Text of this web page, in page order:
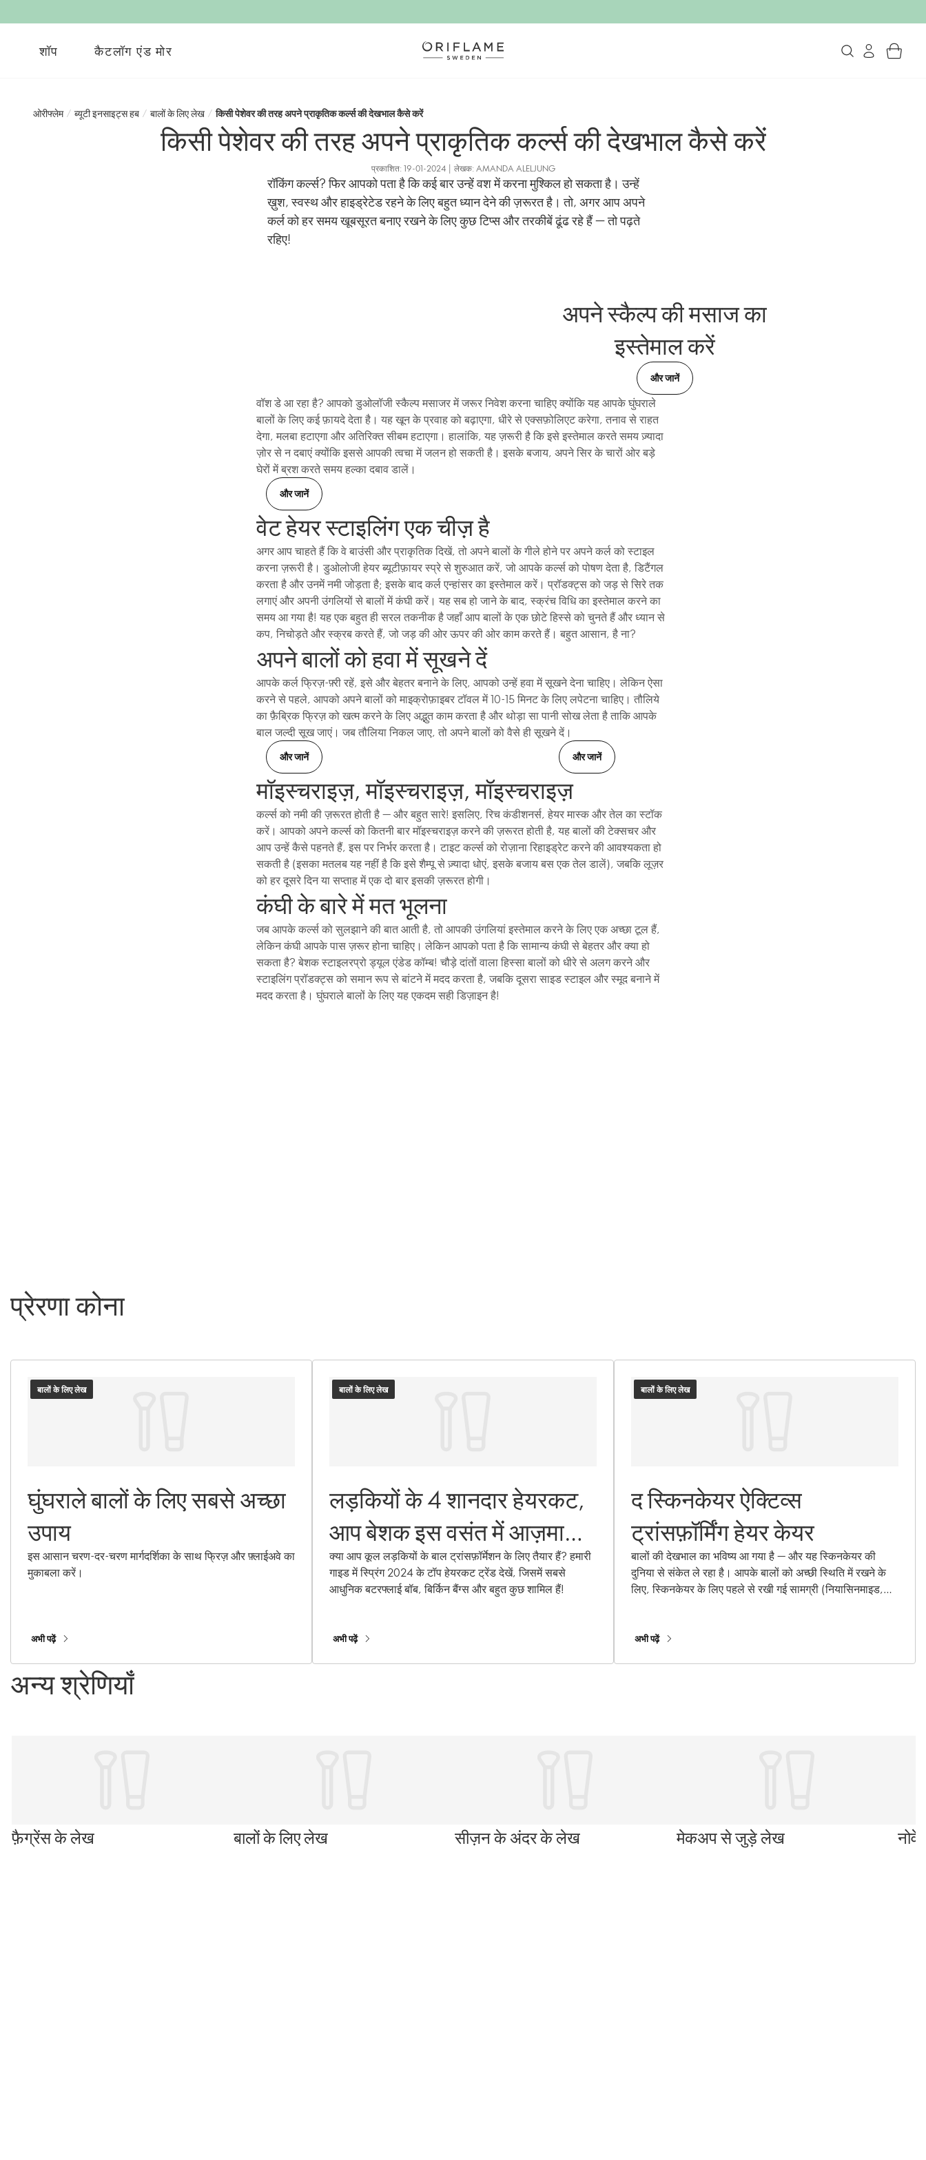
शॉप कैटलॉग एंड मोर
ओरीफ्लेम / ब्यूटी इनसाइट्स हब / बालों के लिए लेख / किसी पेशेवर की तरह अपने प्राकृतिक कर्ल्स की देखभाल कैसे करें
किसी पेशेवर की तरह अपने प्राकृतिक कर्ल्स की देखभाल कैसे करें
प्रकाशित: 19-01-2024 | लेखक: AMANDA ALELJUNG
रॉकिंग कर्ल्स? फिर आपको पता है कि कई बार उन्हें वश में करना मुश्किल हो सकता है। उन्हें
ख़ुश, स्वस्थ और हाइड्रेटेड रहने के लिए बहुत ध्यान देने की ज़रूरत है। तो, अगर आप अपने
कर्ल को हर समय खूबसूरत बनाए रखने के लिए कुछ टिप्स और तरकीबें ढूंढ रहे हैं — तो पढ़ते
रहिए!
अपने स्कैल्प की मसाज का
इस्तेमाल करें
और जानें
वॉश डे आ रहा है? आपको डुओलॉजी स्कैल्प मसाजर में जरूर निवेश करना चाहिए क्योंकि यह आपके घुंघराले
बालों के लिए कई फ़ायदे देता है। यह खून के प्रवाह को बढ़ाएगा, धीरे से एक्सफ़ोलिएट करेगा, तनाव से राहत
देगा, मलबा हटाएगा और अतिरिक्त सीबम हटाएगा। हालांकि, यह ज़रूरी है कि इसे इस्तेमाल करते समय ज़्यादा
ज़ोर से न दबाएं क्योंकि इससे आपकी त्वचा में जलन हो सकती है। इसके बजाय, अपने सिर के चारों ओर बड़े
घेरों में ब्रश करते समय हल्का दबाव डालें।
और जानें
वेट हेयर स्टाइलिंग एक चीज़ है
अगर आप चाहते हैं कि वे बाउंसी और प्राकृतिक दिखें, तो अपने बालों के गीले होने पर अपने कर्ल को स्टाइल
करना ज़रूरी है। डुओलोजी हेयर ब्यूटीफ़ायर स्प्रे से शुरुआत करें, जो आपके कर्ल्स को पोषण देता है, डिटैंगल
करता है और उनमें नमी जोड़ता है; इसके बाद कर्ल एन्हांसर का इस्तेमाल करें। प्रॉडक्ट्स को जड़ से सिरे तक
लगाएं और अपनी उंगलियों से बालों में कंघी करें। यह सब हो जाने के बाद, स्क्रंच विधि का इस्तेमाल करने का
समय आ गया है! यह एक बहुत ही सरल तकनीक है जहाँ आप बालों के एक छोटे हिस्से को चुनते हैं और ध्यान से
कप, निचोड़ते और स्क्रब करते हैं, जो जड़ की ओर ऊपर की ओर काम करते हैं। बहुत आसान, है ना?
अपने बालों को हवा में सूखने दें
आपके कर्ल फ्रिज़-फ़्री रहें, इसे और बेहतर बनाने के लिए, आपको उन्हें हवा में सूखने देना चाहिए। लेकिन ऐसा
करने से पहले, आपको अपने बालों को माइक्रोफ़ाइबर टॉवल में 10-15 मिनट के लिए लपेटना चाहिए। तौलिये
का फ़ैब्रिक फ्रिज़ को खत्म करने के लिए अद्भुत काम करता है और थोड़ा सा पानी सोख लेता है ताकि आपके
बाल जल्दी सूख जाएं। जब तौलिया निकल जाए, तो अपने बालों को वैसे ही सूखने दें।
और जानें और जानें
मॉइस्चराइज़, मॉइस्चराइज़, मॉइस्चराइज़
कर्ल्स को नमी की ज़रूरत होती है — और बहुत सारे! इसलिए, रिच कंडीशनर्स, हेयर मास्क और तेल का स्टॉक
करें। आपको अपने कर्ल्स को कितनी बार मॉइस्चराइज़ करने की ज़रूरत होती है, यह बालों की टेक्सचर और
आप उन्हें कैसे पहनते हैं, इस पर निर्भर करता है। टाइट कर्ल्स को रोज़ाना रिहाइड्रेट करने की आवश्यकता हो
सकती है (इसका मतलब यह नहीं है कि इसे शैम्पू से ज़्यादा धोएं, इसके बजाय बस एक तेल डालें), जबकि लूज़र
को हर दूसरे दिन या सप्ताह में एक दो बार इसकी ज़रूरत होगी।
कंघी के बारे में मत भूलना
जब आपके कर्ल्स को सुलझाने की बात आती है, तो आपकी उंगलियां इस्तेमाल करने के लिए एक अच्छा टूल हैं,
लेकिन कंघी आपके पास ज़रूर होना चाहिए। लेकिन आपको पता है कि सामान्य कंघी से बेहतर और क्या हो
सकता है? बेशक स्टाइलरप्रो ड्यूल एंडेड कॉम्ब! चौड़े दांतों वाला हिस्सा बालों को धीरे से अलग करने और
स्टाइलिंग प्रॉडक्ट्स को समान रूप से बांटने में मदद करता है, जबकि दूसरा साइड स्टाइल और स्मूद बनाने में
मदद करता है। घुंघराले बालों के लिए यह एकदम सही डिज़ाइन है!
प्रेरणा कोना
बालों के लिए लेख
घुंघराले बालों के लिए सबसे अच्छा
उपाय
इस आसान चरण-दर-चरण मार्गदर्शिका के साथ फ्रिज़ और फ़्लाईअवे का
मुकाबला करें।
अभी पढ़ें
बालों के लिए लेख
लड़कियों के 4 शानदार हेयरकट,
आप बेशक इस वसंत में आज़माना
चाहेंगे
क्या आप कूल लड़कियों के बाल ट्रांसफ़ॉर्मेशन के लिए तैयार हैं? हमारी
गाइड में स्प्रिंग 2024 के टॉप हेयरकट ट्रेंड देखें, जिसमें सबसे
आधुनिक बटरफ्लाई बॉब, बिर्किन बैंग्स और बहुत कुछ शामिल हैं!
अभी पढ़ें
बालों के लिए लेख
द स्किनकेयर ऐक्टिव्स
ट्रांसफ़ॉर्मिंग हेयर केयर
बालों की देखभाल का भविष्य आ गया है — और यह स्किनकेयर की
दुनिया से संकेत ले रहा है। आपके बालों को अच्छी स्थिति में रखने के
लिए, स्किनकेयर के लिए पहले से रखी गई सामग्री (नियासिनमाइड,
हैं। उनका रहस्य क्या है? आपके बालों का इलाज करने के अलावा, ये
अभी पढ़ें
अन्य श्रेणियाँ
फ़ैग्रेंस के लेख बालों के लिए लेख सीज़न के अंदर के लेख मेकअप से जुड़े लेख